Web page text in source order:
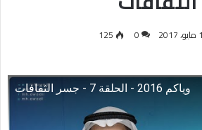
0
125
وياكم 2016 - الحلقة 7 - جسر الثقافات